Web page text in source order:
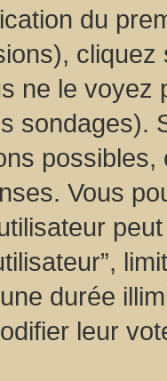
du
cliquez
ne le voyez
sondages).
Vous
durée
leur